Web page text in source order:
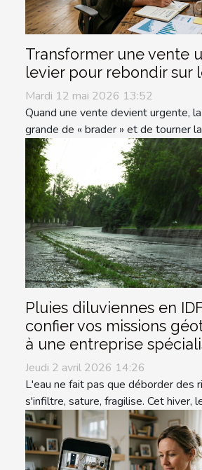
Transformer une vente
levier pour rebondir sur
Mardi 12 mai 2026 13:52
Quand une vente devient urgente,
grande de « brader » et de tourner
Pluies diluviennes en
confier vos missions
à une entreprise
Jeudi 2 avril 2026 14:26
L'eau ne fait pas que déborder des
s'infiltre, sature, fragilise. Cet hiver,